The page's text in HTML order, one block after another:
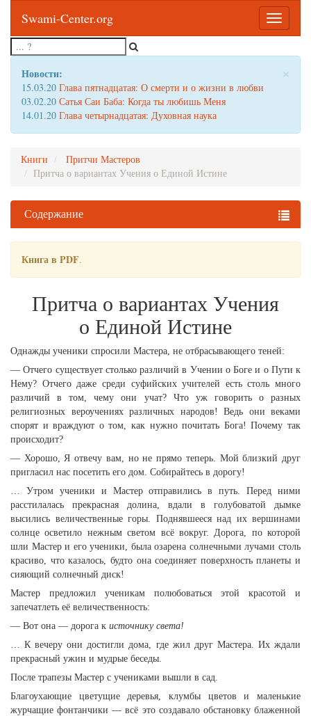
Toggle
Swami-Center.org
×
Новости:
15.03.20 Глава пятнадцатая: О смерти и о жизни в любви
03.02.20 Сатья Саи Баба: Когда ты любишь Меня
14.01.20 Глава четырнадцатая: Духовная наука
Книги
Притчи Мастеров
Притча о вариантах Учения о Единой Истине
Содержание
Книга в PDF.
Притча о вариантах Учения
о Единой Истине
Однажды ученики спросили Мастера, не отбрасывающего теней:
— Отчего существует столько различий в Учении о Боге и о Пути к
Нему? Отчего даже среди суфийских учителей есть столь много
различий в том, чему они учат? Что уж говорить о разных
религиозных вероучениях различных народов! Ведь они веками
спорят и враждуют о том, как нужно почитать Бога! Почему так
происходит?
— Хорошо, Я отвечу вам, но не прямо теперь. Мой близкий друг
пригласил нас посетить его дом. Собирайтесь в дорогу!
… Утром ученики и Мастер отправились в путь. Перед ними
расстилалась прекрасная долина, вдали в голубоватой дымке
высились величественные горы. Поднявшееся над их вершинами
солнце осветило нежным светом всё вокруг. Дорога, по которой
шли Мастер и его ученики, была озарена солнечными лучами столь
красиво, что казалось, будто она соединяет поверхность планеты и
сияющий солнечный диск!
Мастер предложил ученикам полюбоваться этой красотой и
запечатлеть её величественность:
— Вот она — дорога к источнику света!
… К вечеру они достигли дома, где жил друг Мастера. Их ждали
прекрасный ужин и мудрые беседы.
После трапезы Мастер с учениками вышли в сад.
Благоухающие цветущие деревья, клумбы цветов и маленькие
журчащие фонтанчики — всё это создавало обстановку блаженной